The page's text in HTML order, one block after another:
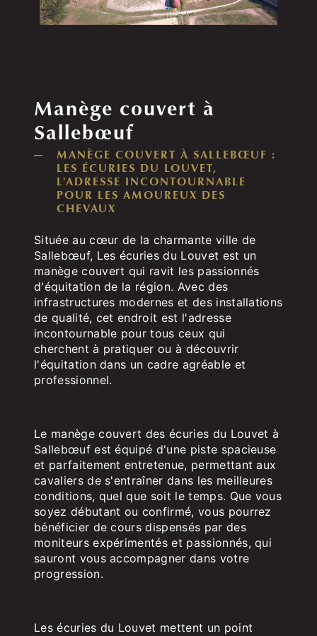
Manège couvert à
Sallebœuf
MANÈGE COUVERT À SALLEBŒUF :
LES ÉCURIES DU LOUVET,
L'ADRESSE INCONTOURNABLE
POUR LES AMOUREUX DES
CHEVAUX
Située au cœur de la charmante ville de
Sallebœuf, Les écuries du Louvet est un
manège couvert qui ravit les passionnés
d'équitation de la région. Avec des
infrastructures modernes et des installations
de qualité, cet endroit est l'adresse
incontournable pour tous ceux qui
cherchent à pratiquer ou à découvrir
l'équitation dans un cadre agréable et
professionnel.
Le manège couvert des écuries du Louvet à
Sallebœuf est équipé d'une piste spacieuse
et parfaitement entretenue, permettant aux
cavaliers de s'entraîner dans les meilleures
conditions, quel que soit le temps. Que vous
soyez débutant ou confirmé, vous pourrez
bénéficier de cours dispensés par des
moniteurs expérimentés et passionnés, qui
sauront vous accompagner dans votre
progression.
Les écuries du Louvet mettent un point